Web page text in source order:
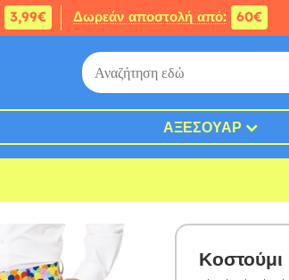
3,99€ Δωρεάν αποστολή από: 60€
ΑΞΕΣΟΥΆΡ